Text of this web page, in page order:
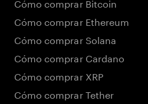
Cómo comprar Ethereum
Cómo comprar Solana
Cómo comprar Cardano
Cómo comprar XRP
Cómo comprar Tether